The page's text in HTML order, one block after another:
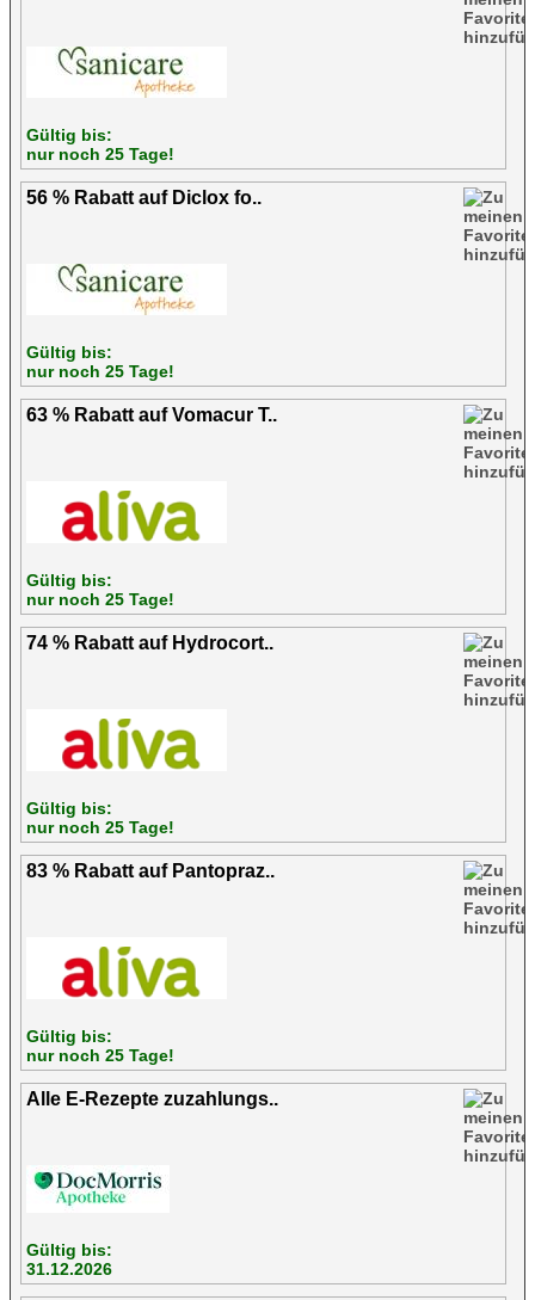
Gültig bis:
nur noch 25 Tage!
56 % Rabatt auf Diclox fo..
Gültig bis:
nur noch 25 Tage!
63 % Rabatt auf Vomacur T..
Gültig bis:
nur noch 25 Tage!
74 % Rabatt auf Hydrocort..
Gültig bis:
nur noch 25 Tage!
83 % Rabatt auf Pantopraz..
Gültig bis:
nur noch 25 Tage!
Alle E-Rezepte zuzahlungs..
Gültig bis:
31.12.2026